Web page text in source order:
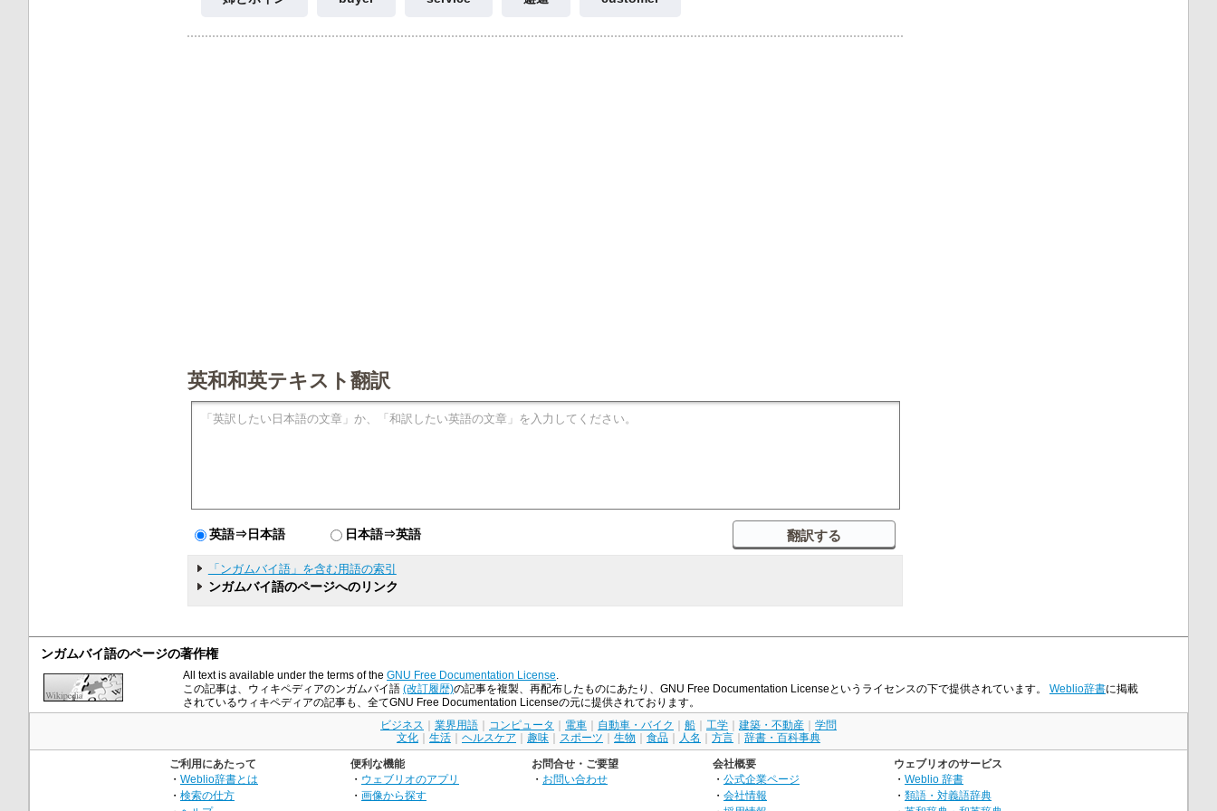
英和和英テキスト翻訳
英語⇒日本語 日本語⇒英語
「ンガムバイ語」を含む用語の索引
ンガムバイ語のページへのリンク
ンガムバイ語のページの著作権
All text is available under the terms of the GNU Free Documentation License
この記事は、ウィキペディアのンガムバイ語 (改訂履歴)の記事を複製、再配布したものにあたり、GNU Free Documentation Licenseというライセンスの下で提供されています。 Weblio辞書に掲載
されているウィキペディアの記事も、全てGNU Free Documentation Licenseの元に提供されております。
ビジネス 業界用語 コンピュータ 電車 自動車・バイク 船 工学 建築・不動産
学問
文化
生活 ヘルスケア 趣味 スポーツ 生物 食品 人名 方言 辞書・百科事典
ご利用にあたって
・ Weblio辞書とは
・ 検索の仕方
便利な機能
・ ウェブリオのアプリ
・ 画像から探す
お問合せ・ご要望
・ お問い合わせ
会社概要
・ 公式企業ページ
・ 会社情報
ウェブリオのサービス
・ Weblio 辞書
・ 類語・対義語辞典